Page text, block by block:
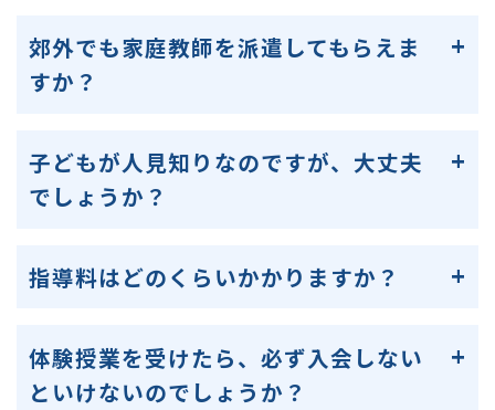
郊外でも家庭教師を派遣してもらえま
すか？
子どもが人見知りなのですが、大丈夫
でしょうか？
指導料はどのくらいかかりますか？
体験授業を受けたら、必ず入会しない
といけないのでしょうか？